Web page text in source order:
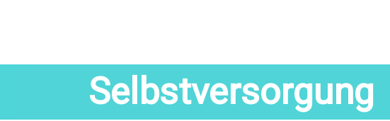
Selbstversorgung